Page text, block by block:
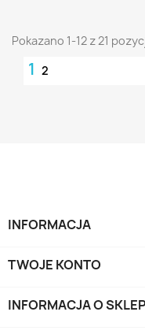
Pokazano 1-12 z 21
1 2
INFORMACJA
TWOJE KONTO
INFORMACJA O